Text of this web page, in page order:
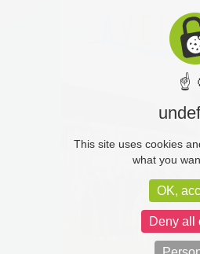
☝
This site uses cookies
what you
OK,
Deny all